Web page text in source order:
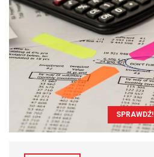
SPRAWDŹ!